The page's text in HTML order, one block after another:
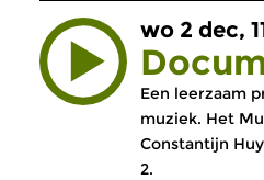
wo 2 dec,
Een leerzaam
muziek. Het
Constantijn
2.